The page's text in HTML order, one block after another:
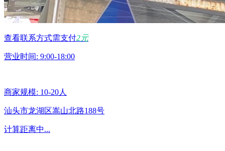
查看联系方式需支付2元
营业时间: 9:00-18:00
商家规模: 10-20人
汕头市龙湖区嵩山北路188号
计算距离中...